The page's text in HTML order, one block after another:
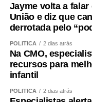
Jayme volta a
União e diz que
derrotada pelo
POLÍTICA 2 dias atrás
Na CMO,
recursos para
infantil
POLÍTICA 2 dias atrás